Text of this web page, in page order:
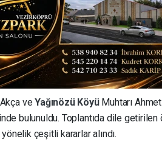
Akça veYağınözü Köyü Muhtarı
bulunuldu. Toplantıda dile
çeşitli kararlar alındı.